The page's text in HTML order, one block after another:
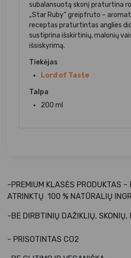
subalansuotą skonį praturtina
„Star Ruby“ greipfruto –
receptas praturtintas anglies
sustiprina išskirtinių, malonių
išsiskyrimą.
Tiekėjas
Lord of Taste
Talpa
200 ml
-PREMIUM KLASĖS PRODUKTAS –
ATRINKTŲ 100 % NATŪRALIŲ
-BE DIRBTINIŲ DAŽIKLIŲ, SKONIŲ,
- PRISOTINTAS CO2